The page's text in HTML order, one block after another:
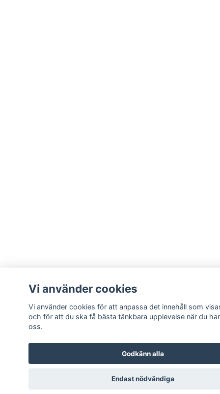
Vi använder cookies
Vi använder cookies för att anpassa det innehåll som
och för att du ska få bästa tänkbara upplevelse när du
oss.
Godkänn alla
Endast nödvändiga